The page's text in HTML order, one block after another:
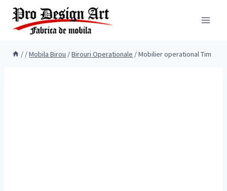
Skip
content
/ /Mobila Birou /Birouri Operationale /Mobilier operational Tim